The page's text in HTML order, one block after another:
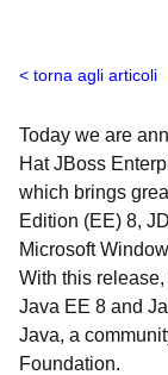
torna agli articoli
Today we are
Hat JBoss
which brings
Edition (EE) 8,
Microsoft
With this
Java EE 8 and
Java, a
Foundation.